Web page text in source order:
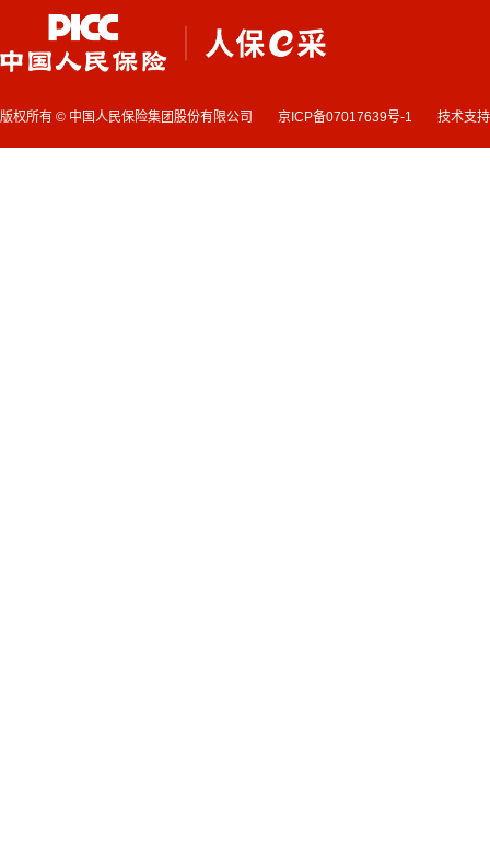
版权所有 © 中国人民保险集团股份有限公司 京ICP备07017639号-1 技术支